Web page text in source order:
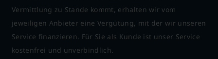
Vermittlung zu Stande kommt, erhalten wir vom
jeweiligen Anbieter eine Vergütung, mit der wir unseren
Service finanzieren. Für Sie als Kunde ist unser Service
kostenfrei und unverbindlich.